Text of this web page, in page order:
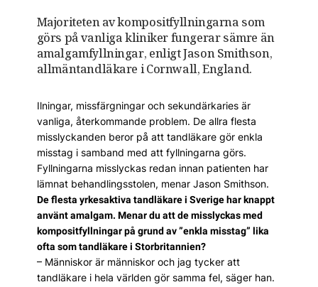
Majoriteten av kompositfyllningarna som
görs på vanliga kliniker fungerar sämre än
amalgamfyllningar, enligt Jason Smithson,
allmäntandläkare i Cornwall, England.
Ilningar, missfärgningar och sekundärkaries är
vanliga, återkommande problem. De allra flesta
misslyckanden beror på att tandläkare gör enkla
misstag i samband med att fyllningarna görs.
Fyllningarna misslyckas redan innan patienten har
lämnat behandlingsstolen, menar Jason Smithson.
De flesta yrkesaktiva tandläkare i Sverige har knappt
använt amalgam. Menar du att de misslyckas med
kompositfyllningar på grund av ”enkla misstag” lika
ofta som tandläkare i Storbritannien?
– Människor är människor och jag tycker att
tandläkare i hela världen gör samma fel, säger han.